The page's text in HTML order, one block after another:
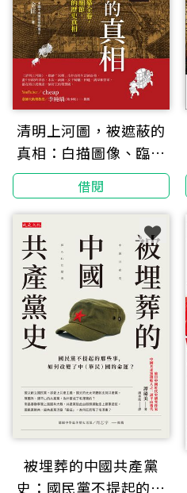
清明上河圖，被遮蔽的
真相：白描圖像、臨摹
全卷，一寸一寸放大細
節，發現史官沒寫的歷
借閱
被埋葬的中國共產黨
史：國民黨不提起的那